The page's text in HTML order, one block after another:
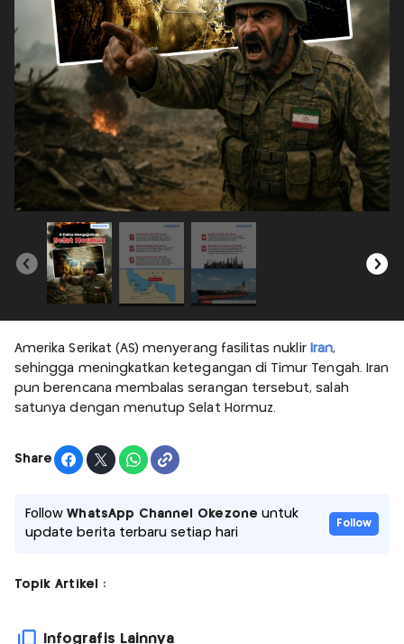
Amerika Serikat (AS) menyerang fasilitas nuklir Iran,
sehingga meningkatkan ketegangan di Timur Tengah. Iran
pun berencana membalas serangan tersebut, salah
satunya dengan menutup Selat Hormuz.
Share
FollowWhatsApp Channel Okezone untuk
update berita terbaru setiap hari
Follow
Topik Artikel :
Infografis Lainnya